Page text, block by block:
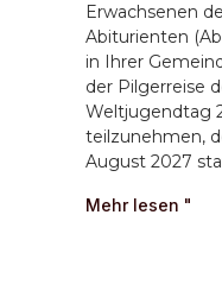
Erwachsenen
Abiturienten
in Ihrer
der Pilgerreise
Weltjugendtag
teilzunehmen,
August 2027
Mehr lesen "